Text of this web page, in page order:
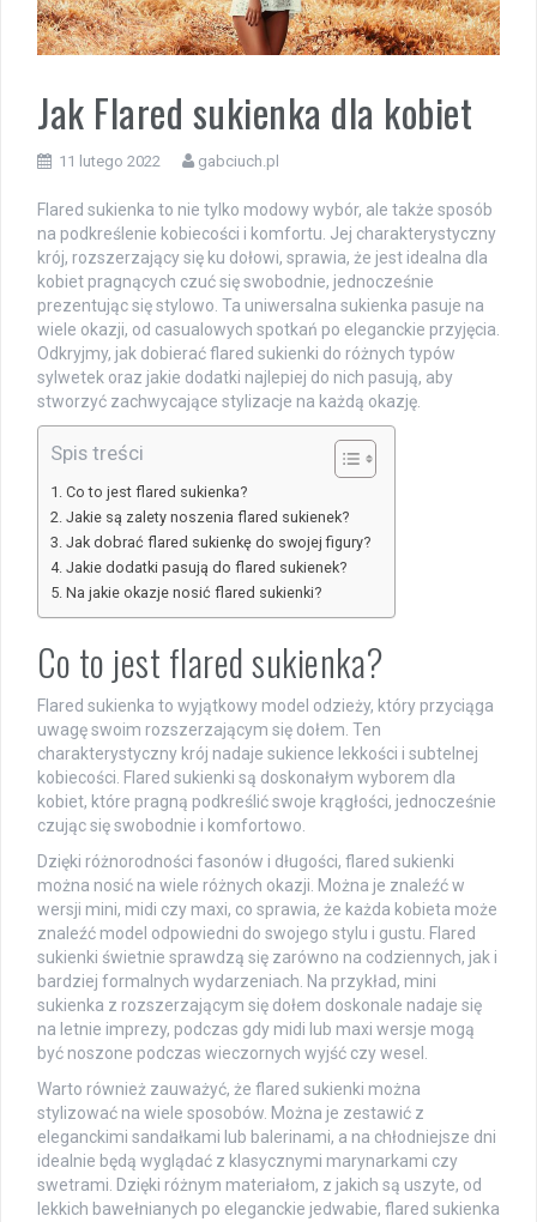
Jak Flared sukienka dla kobiet
11 lutego 2022 gabciuch.pl
Flared sukienka to nie tylko modowy wybór, ale także sposób
na podkreślenie kobiecości i komfortu. Jej charakterystyczny
krój, rozszerzający się ku dołowi, sprawia, że jest idealna dla
kobiet pragnących czuć się swobodnie, jednocześnie
prezentując się stylowo. Ta uniwersalna sukienka pasuje na
wiele okazji, od casualowych spotkań po eleganckie przyjęcia.
Odkryjmy, jak dobierać flared sukienki do różnych typów
sylwetek oraz jakie dodatki najlepiej do nich pasują, aby
stworzyć zachwycające stylizacje na każdą okazję.
Spis treści
Co to jest flared sukienka?
Jakie są zalety noszenia flared sukienek?
Jak dobrać flared sukienkę do swojej figury?
Jakie dodatki pasują do flared sukienek?
Na jakie okazje nosić flared sukienki?
Co to jest flared sukienka?
Flared sukienka to wyjątkowy model odzieży, który przyciąga
uwagę swoim rozszerzającym się dołem. Ten
charakterystyczny krój nadaje sukience lekkości i subtelnej
kobiecości. Flared sukienki są doskonałym wyborem dla
kobiet, które pragną podkreślić swoje krągłości, jednocześnie
czując się swobodnie i komfortowo.
Dzięki różnorodności fasonów i długości, flared sukienki
można nosić na wiele różnych okazji. Można je znaleźć w
wersji mini, midi czy maxi, co sprawia, że każda kobieta może
znaleźć model odpowiedni do swojego stylu i gustu. Flared
sukienki świetnie sprawdzą się zarówno na codziennych, jak i
bardziej formalnych wydarzeniach. Na przykład, mini
sukienka z rozszerzającym się dołem doskonale nadaje się
na letnie imprezy, podczas gdy midi lub maxi wersje mogą
być noszone podczas wieczornych wyjść czy wesel.
Warto również zauważyć, że flared sukienki można
stylizować na wiele sposobów. Można je zestawić z
eleganckimi sandałkami lub balerinami, a na chłodniejsze dni
idealnie będą wyglądać z klasycznymi marynarkami czy
swetrami. Dzięki różnym materiałom, z jakich są uszyte, od
lekkich bawełnianych po eleganckie jedwabie, flared sukienka